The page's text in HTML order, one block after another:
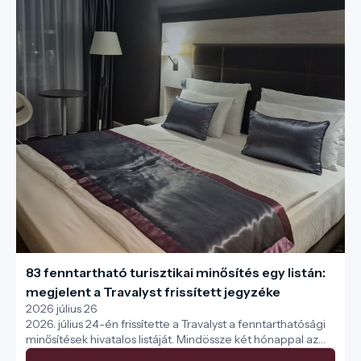
83 fenntartható turisztikai minősítés egy listán:
megjelent a Travalyst frissített jegyzéke
2026 július 26
2026. július 24-én frissítette a Travalyst a fenntarthatósági
minősítések hivatalos listáját. Mindössze két hónappal az
Európai Unió új zöldrendeletének (ECGT) élesedése előtt